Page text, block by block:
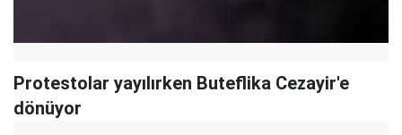
Protestolar yayılırken Buteflika Cezayir'e
dönüyor